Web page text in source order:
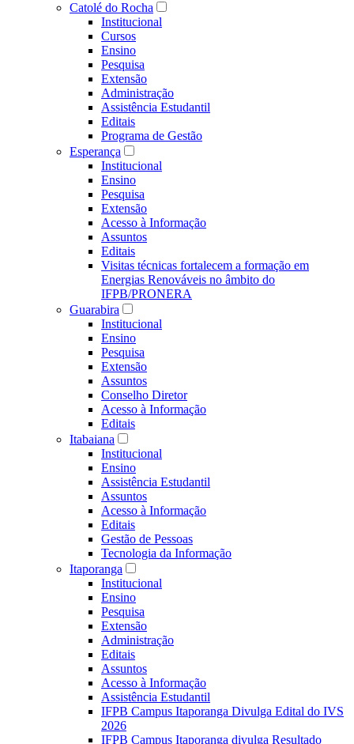
Catolé do Rocha
Institucional
Cursos
Ensino
Pesquisa
Extensão
Administração
Assistência Estudantil
Editais
Programa de Gestão
Esperança
Institucional
Ensino
Pesquisa
Extensão
Acesso à Informação
Assuntos
Editais
Visitas técnicas fortalecem a formação em
Energias Renováveis no âmbito do
IFPB/PRONERA
Guarabira
Institucional
Ensino
Pesquisa
Extensão
Assuntos
Conselho Diretor
Acesso à Informação
Editais
Itabaiana
Institucional
Ensino
Assistência Estudantil
Assuntos
Acesso à Informação
Editais
Gestão de Pessoas
Tecnologia da Informação
Itaporanga
Institucional
Ensino
Pesquisa
Extensão
Administração
Editais
Assuntos
Acesso à Informação
Assistência Estudantil
IFPB Campus Itaporanga Divulga Edital do IVS
2026
IFPB Campus Itaporanga divulga Resultado